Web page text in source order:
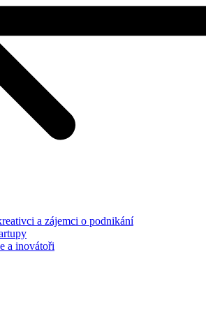
a zájemci o podnikání
a inovátoři